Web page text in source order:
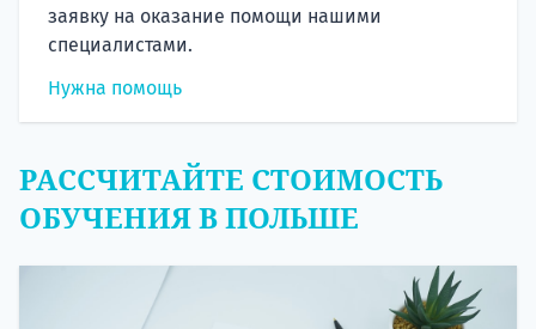
заявку на оказание помощи нашими
специалистами.
Нужна помощь
РАССЧИТАЙТЕ СТОИМОСТЬ
ОБУЧЕНИЯ В ПОЛЬШЕ